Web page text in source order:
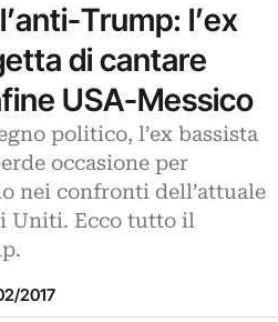
Trump: l’ex
di cantare
USA-Messico
politico, l’ex bassista
occasione per
nei confronti dell’attuale
Uniti. Ecco tutto il
2017